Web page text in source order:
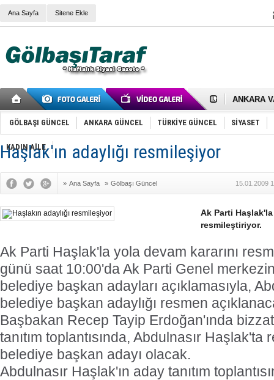
Ana Sayfa Sitene Ekle
Cemal
Samet
FAİZ
SPOR
Gölbaşı
GÖLBAŞI GÜNCEL ANKARA GÜNCEL TÜRKİYE GÜNCEL SİYASET
KADIN AİLE
Haşlak'ın adaylığı resmileşiyor
» Ana Sayfa » Gölbaşı Güncel 15.01.2009
Ak Parti Haşlak'la
resmileştiriyor.
Ak Parti Haşlak'la yola devam kararını
günü saat 10:00'da Ak Parti Genel
belediye başkan adayları açıklamasıyla,
belediye başkan adaylığı resmen
Başbakan Recep Tayip Erdoğan'ında
tanıtım toplantısında, Abdulnasır
belediye başkan adayı olacak.
Abdulnasır Haşlak'ın aday tanıtım